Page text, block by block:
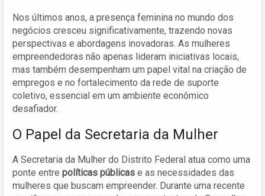
Nos últimos anos, a presença feminina no mundo dos
negócios cresceu significativamente, trazendo novas
perspectivas e abordagens inovadoras. As mulheres
empreendedoras não apenas lideram iniciativas locais,
mas também desempenham um papel vital na criação de
empregos e no fortalecimento da rede de suporte
coletivo, essencial em um ambiente econômico
desafiador.
O Papel da Secretaria da Mulher
A Secretaria da Mulher do Distrito Federal atua como uma
ponte entre políticas públicas e as necessidades das
mulheres que buscam empreender. Durante uma recente